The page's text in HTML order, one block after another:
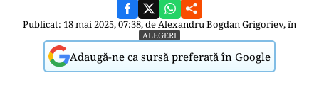
Publicat: 18 mai 2025, 07:38, deAlexandru Bogdan Grigoriev, în
ALEGERI
Adaugă-ne ca sursă preferată în Google